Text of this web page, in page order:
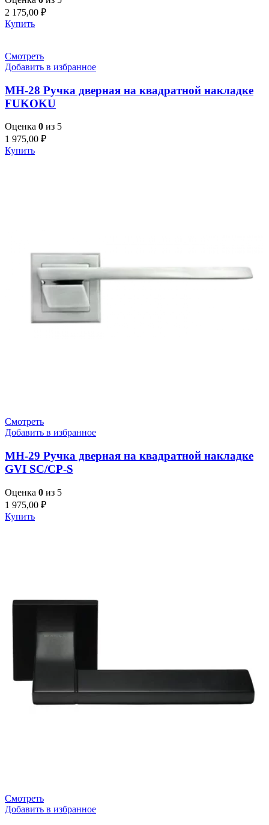
2 175,00 ₽
Купить
Смотреть
Добавить в избранное
MH-28 Ручка дверная на квадратной накладке
FUKOKU
Оценка 0 из 5
1 975,00 ₽
Купить
Смотреть
Добавить в избранное
MH-29 Ручка дверная на квадратной накладке
GVI SC/CP-S
Оценка 0 из 5
1 975,00 ₽
Купить
Смотреть
Добавить в избранное